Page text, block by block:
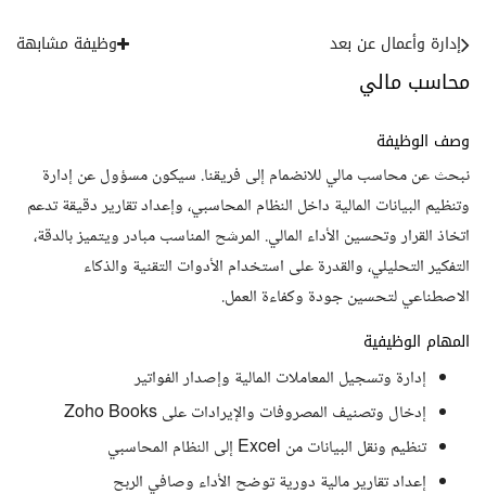
محاسب مالي
إدارة وأعمال عن بعد وظيفة مشابهة
وصف الوظيفة
نبحث عن محاسب مالي للانضمام إلى فريقنا. سيكون مسؤول عن إدارة
وتنظيم البيانات المالية داخل النظام المحاسبي، وإعداد تقارير دقيقة تدعم
اتخاذ القرار وتحسين الأداء المالي. المرشح المناسب مبادر ويتميز بالدقة،
التفكير التحليلي، والقدرة على استخدام الأدوات التقنية والذكاء
الاصطناعي لتحسين جودة وكفاءة العمل.
المهام الوظيفية
إدارة وتسجيل المعاملات المالية وإصدار الفواتير
إدخال وتصنيف المصروفات والإيرادات على Zoho Books
تنظيم ونقل البيانات من Excel إلى النظام المحاسبي
إعداد تقارير مالية دورية توضح الأداء وصافي الربح